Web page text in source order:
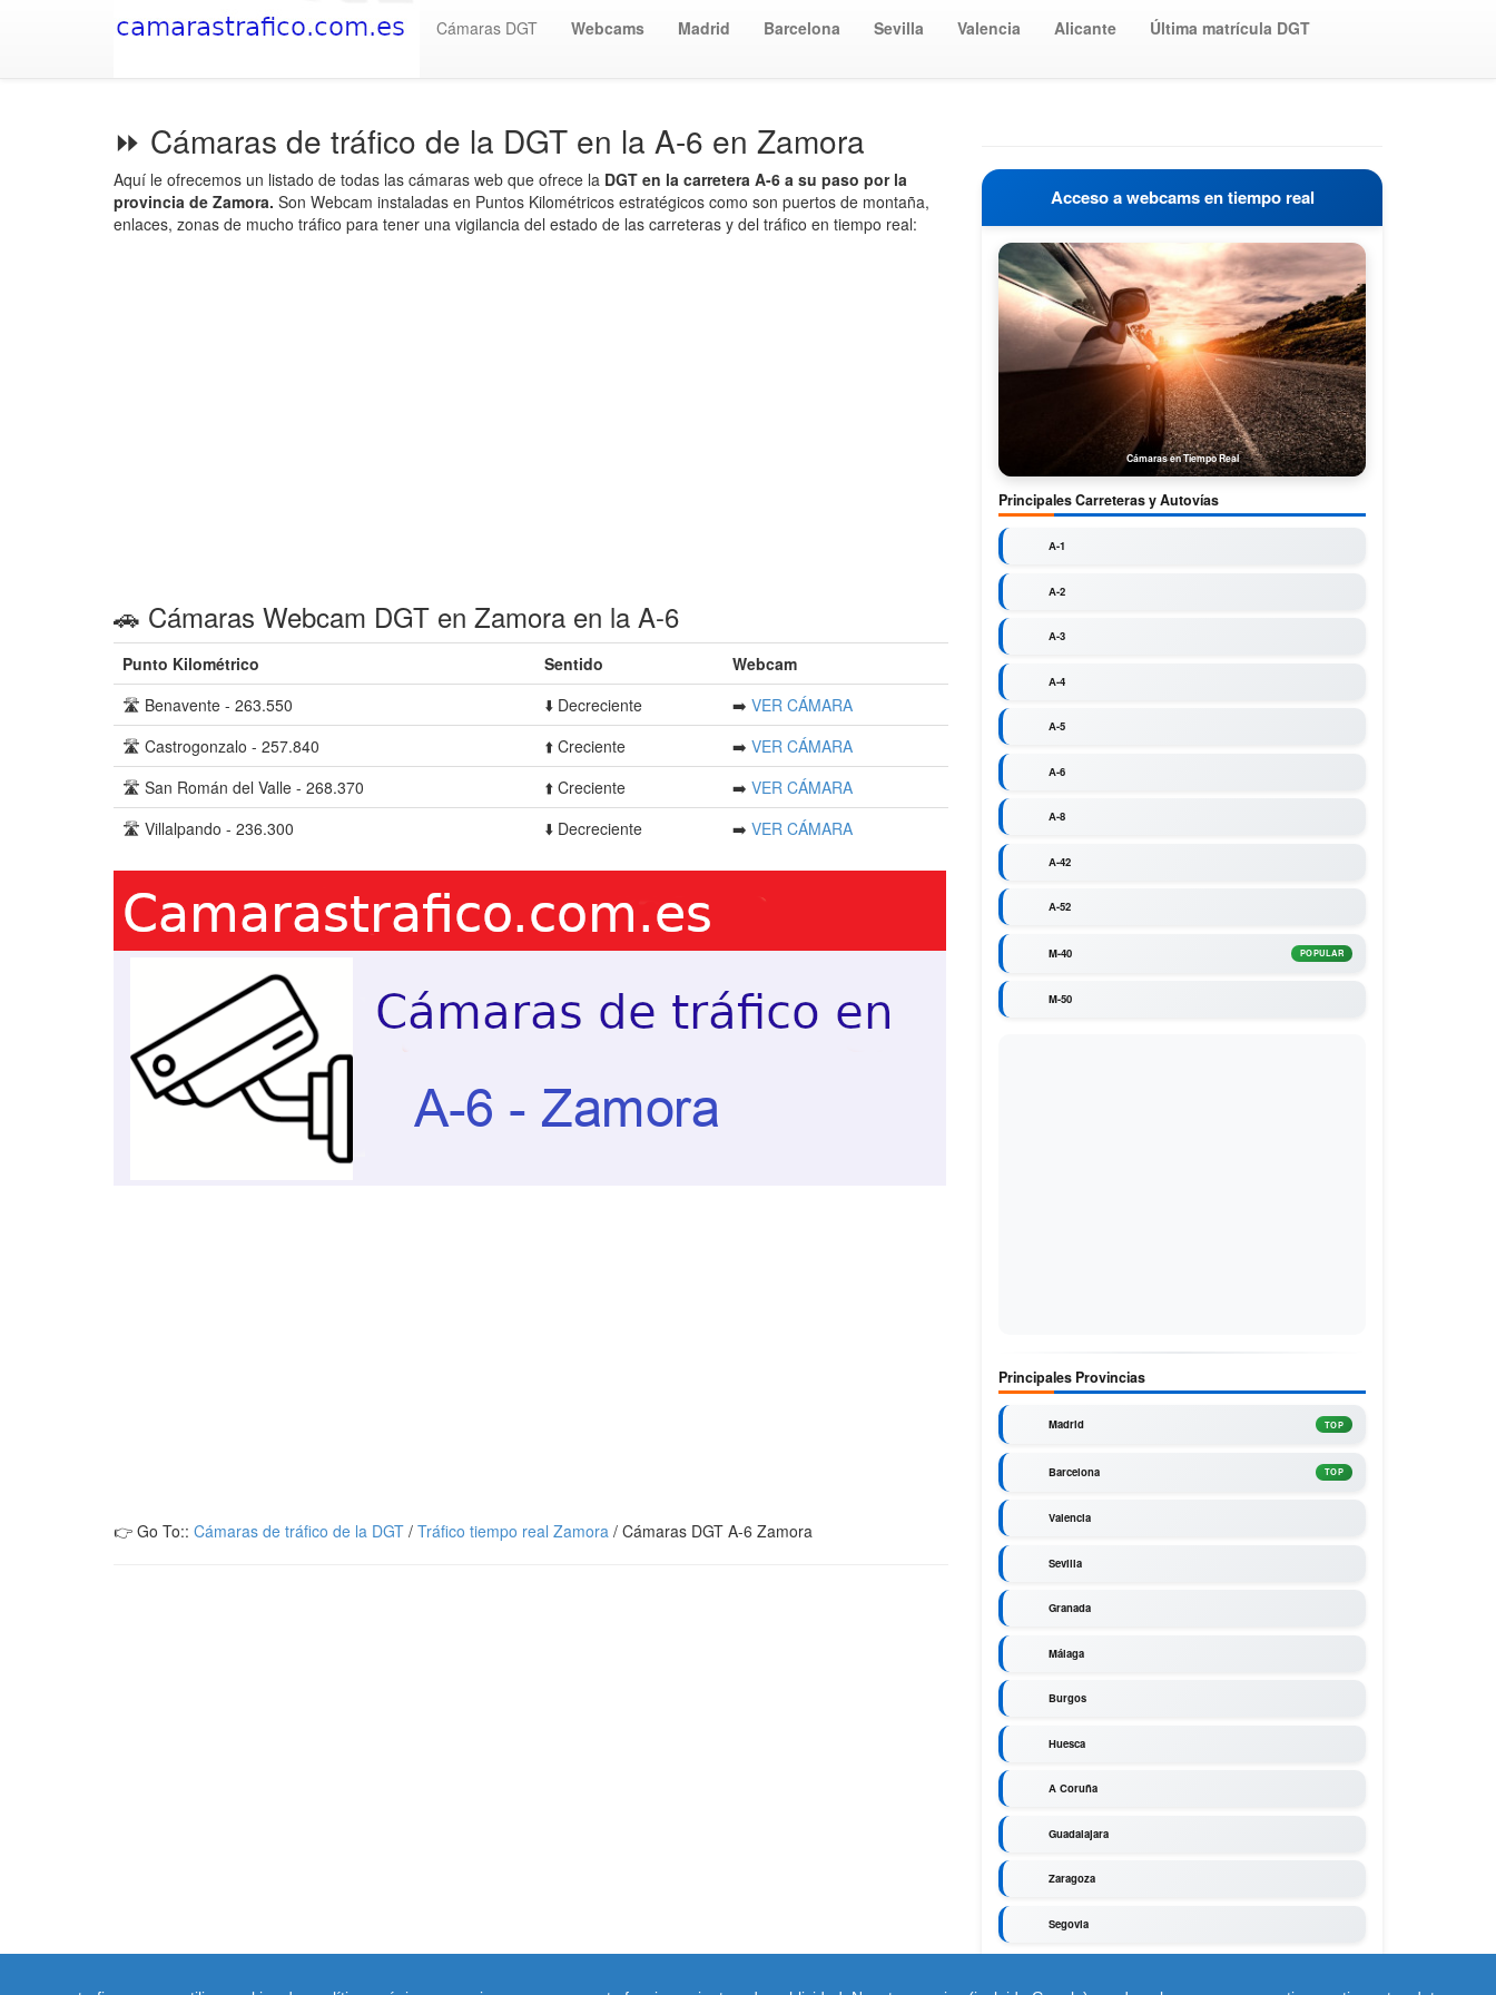
Cámaras DGT Webcams Madrid Barcelona Sevilla Valencia Alicante Última matrícula DGT
⏩ Cámaras de tráfico de la DGT en la A-6 en Zamora
Aquí le ofrecemos un listado de todas las cámaras web que ofrece la DGT en la carretera A-6 a su paso por la
provincia de Zamora. Son Webcam instaladas en Puntos Kilométricos estratégicos como son puertos de montaña,
enlaces, zonas de mucho tráfico para tener una vigilancia del estado de las carreteras y del tráfico en tiempo real:
🚗 Cámaras Webcam DGT en Zamora en la A-6
Punto Kilométrico Sentido
Webcam
🛣️ Benavente - 263.550
⬇️ Decreciente ➡️ VER CÁMARA
🛣️ Castrogonzalo - 257.840
⬆️ Creciente ➡️ VER CÁMARA
🛣️ San Román del Valle - 268.370
⬆️ Creciente ➡️ VER CÁMARA
🛣️ Villalpando - 236.300
⬇️ Decreciente ➡️ VER CÁMARA
👉 Go To:: Cámaras de tráfico de la DGT / Tráfico tiempo real Zamora / Cámaras DGT A-6 Zamora
Acceso a webcams en tiempo real
Cámaras en Tiempo Real
Principales Carreteras y Autovías
A-1
A-2
A-3
A-4
A-5
A-6
A-8
A-42
A-52
M-40 POPULAR
M-50
Principales Provincias
Madrid TOP
Barcelona TOP
Valencia
Sevilla
Granada
Málaga
Burgos
Huesca
A Coruña
Guadalajara
Zaragoza
Segovia